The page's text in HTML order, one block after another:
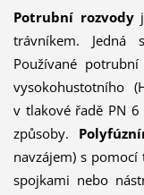
Potrubní rozvody
trávníkem.
Používané
vysokohustotního
v tlakové řadě PN
způsoby.
navzájem) s
spojkami nebo